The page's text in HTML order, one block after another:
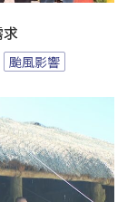
颱風影響